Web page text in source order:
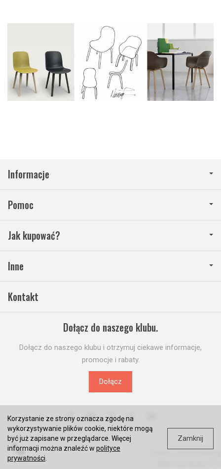
Informacje
Pomoc
Jak kupować?
Inne
Kontakt
Dołącz do naszego klubu.
Dołącz do naszego klubu i otrzymuj ciekawe informacje,
promocje i rabaty.
Dołącz
Korzystanie ze strony oznacza zgodę na
wykorzystywanie plików cookie, niektóre mogą
być już zapisane w przeglądarce. Więcej
informacji można znaleźć w polityce
prywatności
Zamknij